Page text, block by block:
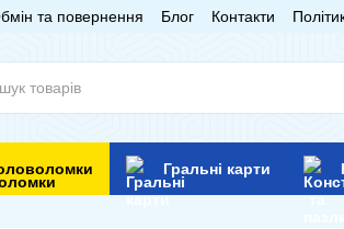
та повернення Блог Контакти
Гральні карти